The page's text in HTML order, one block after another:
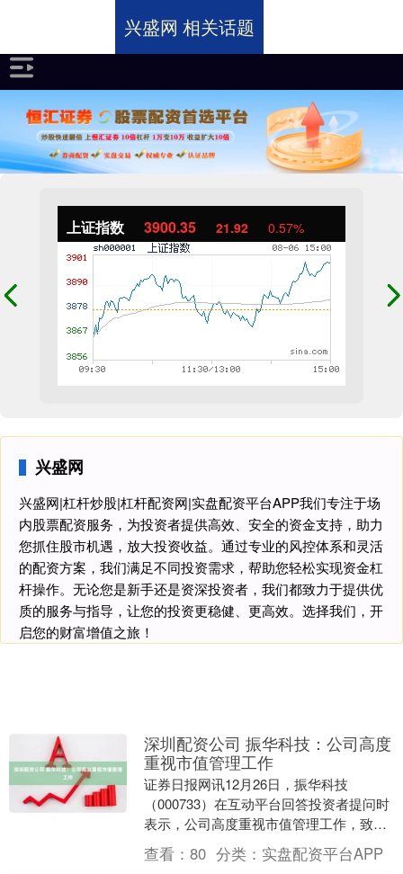
上证指数 3900.35 21.92 0.57%
兴盛网
兴盛网|杠杆炒股|杠杆配资网|实盘配资平台APP我们专注于场
内股票配资服务，为投资者提供高效、安全的资金支持，助力
您抓住股市机遇，放大投资收益。通过专业的风控体系和灵活
的配资方案，我们满足不同投资需求，帮助您轻松实现资金杠
杆操作。无论您是新手还是资深投资者，我们都致力于提供优
质的服务与指导，让您的投资更稳健、更高效。选择我们，开
启您的财富增值之旅！
兴盛网 相关话题
深圳配资公司 振华科技：公司高度
重视市值管理工作
证券日报网讯12月26日，振华科技
（000733）在互动平台回答投资者提问时
表示，公司高度重视市值管理工作，致力
于打通价值创造与价值经营的关键闭环，
对内，公司筑....
查看： 80 分类： 实盘配资平台APP